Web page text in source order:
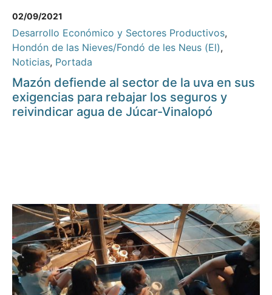
02/09/2021
Desarrollo Económico y Sectores Productivos,
Hondón de las Nieves/Fondó de les Neus (El),
Noticias, Portada
Mazón defiende al sector de la uva en sus
exigencias para rebajar los seguros y
reivindicar agua de Júcar-Vinalopó